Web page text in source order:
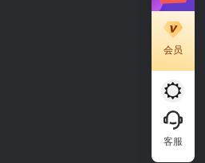
会员
客服